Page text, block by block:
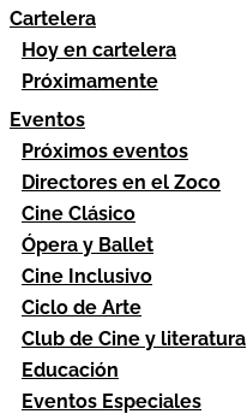
Cartelera
Hoy en cartelera
Próximamente
Eventos
Próximos eventos
Directores en el Zoco
Cine Clásico
Ópera y Ballet
Cine Inclusivo
Ciclo de Arte
Club de Cine y literatura
Educación
Eventos Especiales